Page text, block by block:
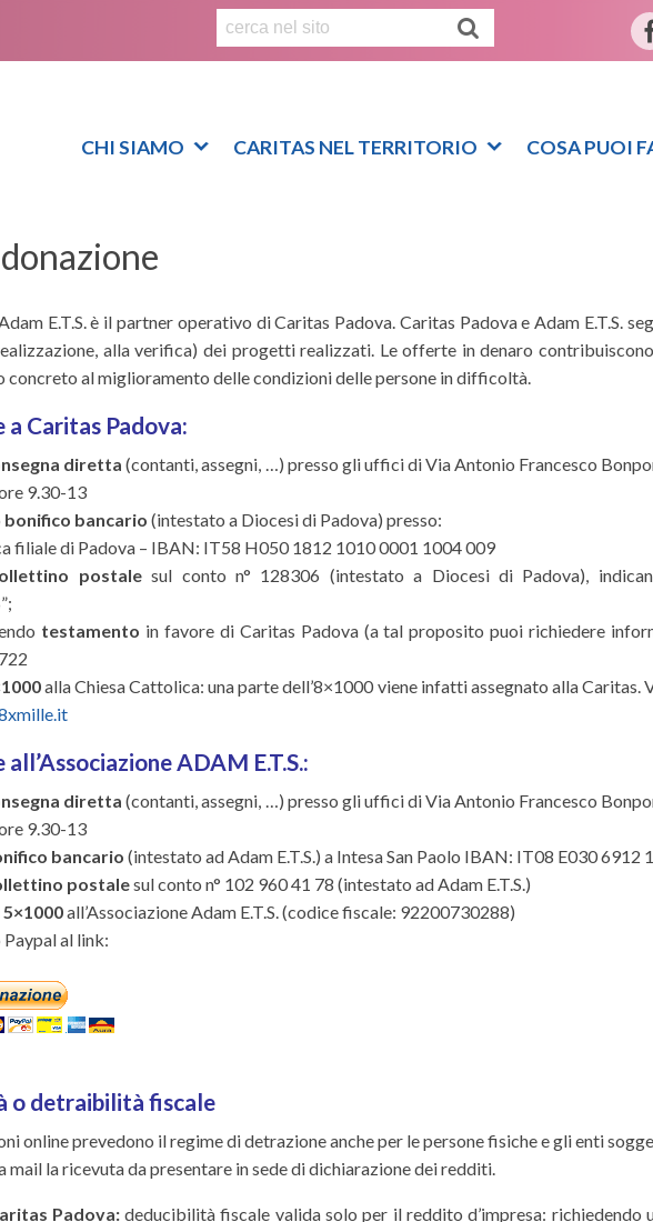
CHI SIAMO CARITAS NEL TERRITORIO COSA PUOI
E.T.S. è il partner operativo di Caritas Padova. Caritas Padova e Adam E.T.S.
alla verifica) dei progetti realizzati. Le offerte in denaro
concreto al miglioramento delle condizioni delle persone in difficoltà.
a Caritas Padova:
diretta (contanti, assegni, …) presso gli uffici di Via Antonio Francesco
9.30-13
bonifico bancario (intestato a Diocesi di Padova) presso:
filiale di Padova – IBAN: IT58 H050 1812 1010 0001 1004 009
postalesul conto n° 128306 (intestato a Diocesi di Padova),
testamento in favore di Caritas Padova (a tal proposito puoi richiedere
alla Chiesa Cattolica: una parte dell’8×1000 viene infatti assegnato alla Caritas.
all’Associazione ADAM E.T.S.:
diretta (contanti, assegni, …) presso gli uffici di Via Antonio Francesco
9.30-13
bancario (intestato ad Adam E.T.S.) a Intesa San Paolo IBAN: IT08 E030 6912
postalesul conto n° 102 960 41 78 (intestato ad Adam E.T.S.)
5×1000all’Associazione Adam E.T.S. (codice fiscale: 92200730288)
al link:
o detraibilità fiscale
online prevedono il regime di detrazione anche per le persone fisiche e gli enti
mail la ricevuta da presentare in sede di dichiarazione dei redditi.
Padova:deducibilità fiscale valida solo per il reddito d’impresa: richiedendo